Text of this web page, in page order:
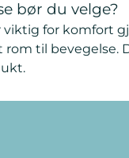
bør du velge?
viktig for komfort
til bevegelse.